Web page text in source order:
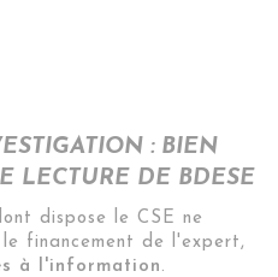
: BIEN
LECTURE DE BDESE
dispose le CSE ne
financement de l'expert,
à l'information.